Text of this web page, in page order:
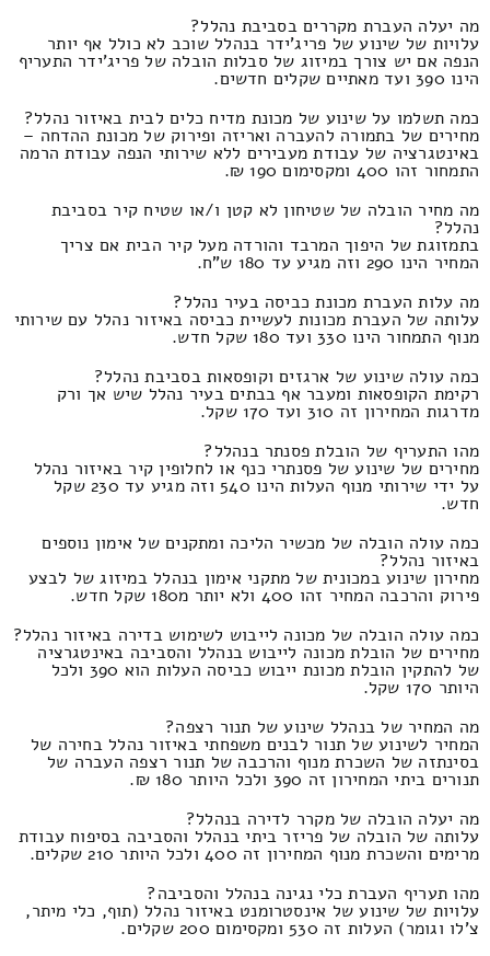
מה יעלה העברת מקררים בסביבת נהלל?
עלויות של שינוע של פריג'ידר בנהלל שוכב לא כולל אף יותר
הנפה אם יש צורך במיזוג של סבלות הובלה של פריג'ידר התעריף
הינו 390 ועד מאתיים שקלים חדשים.
כמה תשלמו על שינוע של מכונת מדיח כלים לבית באיזור נהלל?
מחירים של בתמורה להעברה ואריזה ופירוק של מכונת ההדחה –
באינטגרציה של עבודת מעבירים ללא שירותי הנפה עבודת הרמה
התמחור זהו 400 ומקסימום 190 ₪.
מה מחיר הובלה של שטיחון לא קטן ו/או שטיח קיר בסביבת
נהלל?
בתמזוגת של היפוך המרבד והורדה מעל קיר הבית אם צריך
המחיר הינו 290 וזה מגיע עד 180 ש"ח.
מה עלות העברת מכונת כביסה בעיר נהלל?
עלותה של העברת מכונות לעשיית כביסה באיזור נהלל עם שירותי
מנוף התמחור הינו 330 ועד 180 שקל חדש.
כמה עולה שינוע של ארגזים וקופסאות בסביבת נהלל?
רקימת הקופסאות ומעבר אף בבתים בעיר נהלל שיש אך ורק
מדרגות המחירון זה 310 ועד 170 שקל.
מהו התעריף של הובלת פסנתר בנהלל?
מחירים של שינוע של פסנתרי כנף או לחלופין קיר באיזור נהלל
על ידי שירותי מנוף העלות הינו 540 וזה מגיע עד 230 שקל
חדש.
כמה עולה הובלה של מכשיר הליכה ומתקנים של אימון נוספים
באיזור נהלל?
מחירון שינוע במכונית של מתקני אימון בנהלל במיזוג של לבצע
פירוק והרכבה המחיר זהו 400 ולא יותר מ180 שקל חדש.
כמה עולה הובלה של מכונה לייבוש לשימוש בדירה באיזור נהלל?
מחירים של הובלת מכונה לייבוש בנהלל והסביבה באינטגרציה
של להתקין הובלת מכונת ייבוש כביסה העלות הוא 390 ולכל
היותר 170 שקל.
מה המחיר של בנהלל שינוע של תנור רצפה?
המחיר לשינוע של תנור לבנים משפחתי באיזור נהלל בחירה של
בסינתזה של השכרת מנוף והרכבה של תנור רצפה העברה של
תנורים ביתי המחירון זה 390 ולכל היותר 180 ₪.
מה יעלה הובלה של מקרר לדירה בנהלל?
עלותה של הובלה של פריזר ביתי בנהלל והסביבה בסיפוח עבודת
מרימים והשכרת מנוף המחירון זה 400 ולכל היותר 210 שקלים.
מהו תעריף העברת כלי נגינה בנהלל והסביבה?
עלויות של שינוע של אינסטרומנט באיזור נהלל (תוף, כלי מיתר,
צ'לו וגומר) העלות זה 530 ומקסימום 200 שקלים.